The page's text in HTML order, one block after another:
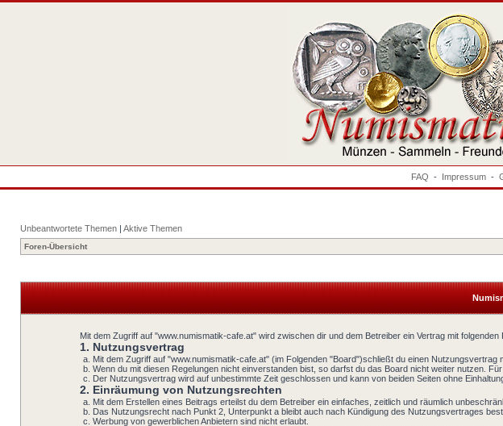
FAQ - Impressum -
Unbeantwortete Themen | Aktive Themen
Foren-Übersicht
Mit dem Zugriff auf "www.numismatik-cafe.at" wird zwischen dir und dem Betreiber ein Vertrag mit
1. Nutzungsvertrag
Mit dem Zugriff auf "www.numismatik-cafe.at" (im Folgenden "Board")schließt du einen
Wenn du mit diesen Regelungen nicht einverstanden bist, so darfst du das Board nicht weiter nutzen.
Der Nutzungsvertrag wird auf unbestimmte Zeit geschlossen und kann von beiden Seiten ohne
2. Einräumung von Nutzungsrechten
Mit dem Erstellen eines Beitrags erteilst du dem Betreiber ein einfaches, zeitlich und räumlich
Das Nutzungsrecht nach Punkt 2, Unterpunkt a bleibt auch nach Kündigung des Nutzungsvertrages
Werbung von gewerblichen Anbietern sind nicht erlaubt.